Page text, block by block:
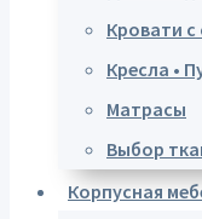
Кровати с
Кресла •
Матрасы
Выбор
Корпусная